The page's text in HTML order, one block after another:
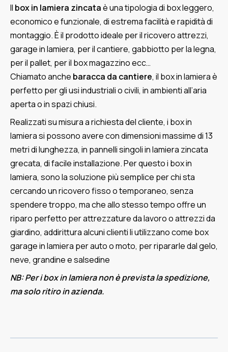
Il box in lamiera zincataè una tipologia di box leggero,
economico e funzionale, di estrema facilità e rapidità di
montaggio. È il prodotto ideale per il ricovero attrezzi,
garage in lamiera, per il cantiere, gabbiotto per la legna,
per il pallet, per il box magazzino ecc…
Chiamato anche baracca da cantiere, il box in lamiera è
perfetto per gli usi industriali o civili, in ambienti all’aria
aperta o in spazi chiusi.
Realizzati su misura a richiesta del cliente, i box in
lamiera si possono avere con dimensioni massime di 13
metri di lunghezza, in pannelli singoli in lamiera zincata
grecata, di facile installazione. Per questo i box in
lamiera, sono la soluzione più semplice per chi sta
cercando un ricovero fisso o temporaneo, senza
spendere troppo, ma che allo stesso tempo offre un
riparo perfetto per attrezzature da lavoro o attrezzi da
giardino, addirittura alcuni clienti li utilizzano come box
garage in lamiera per auto o moto, per ripararle dal gelo,
neve, grandine e salsedine
NB: Per i box in lamiera non è prevista la spedizione,
ma solo ritiro in azienda.